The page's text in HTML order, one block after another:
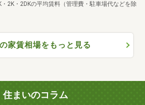
2K・2DKの平均賃料（管理費・駐車場代などを除
家賃相場をもっと見る
住まいのコラム